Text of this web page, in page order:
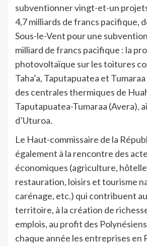
subventionner vingt-et-un
4,7 milliards de francs pacifique,
Sous-le-Vent pour une
milliard de francs pacifique : la
photovoltaïque sur les toitures
Taha’a, Taputapuatea et
des centrales thermiques de
Taputapuatea-Tumaraa (Avera),
d’Uturoa.
Le Haut-commissaire de la
également à la rencontre des
économiques (agriculture,
restauration, loisirs et tourisme
carénage, etc.) qui contribuent
territoire, à la création de
emplois, au profit des
chaque année les entreprises en